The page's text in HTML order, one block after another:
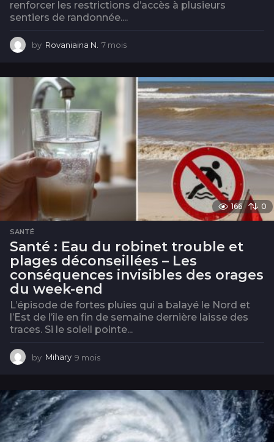
renforcer les restrictions d’accès à plusieurs
sentiers de randonnée....
by Rovaniaina N. 7 mois
i
166 0
SANTÉ
Santé : Eau du robinet trouble et
plages déconseillées – Les
conséquences invisibles des orages
du week-end
L’épisode de fortes pluies qui a balayé le Nord et
l’Est de l’île en fin de semaine dernière laisse des
traces. Si le soleil pointe...
by Mihary 9 mois
i
s